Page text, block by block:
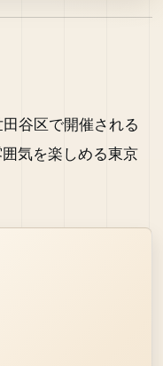
谷区で開催される
気を楽しめる東京